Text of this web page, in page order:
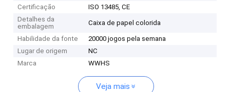
Certificação
ISO 13485, CE
Detalhes da
embalagem
Caixa de papel colorida
Habilidade da fonte
20000 jogos pela semana
Lugar de origem
NC
Marca
WWHS
Veja mais